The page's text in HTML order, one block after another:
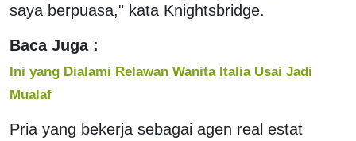
saya berpuasa," kata Knightsbridge.
Baca Juga :
Ini yang Dialami Relawan Wanita Italia Usai Jadi
Mualaf
Pria yang bekerja sebagai agen real estat